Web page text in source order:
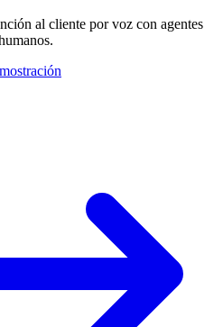
al cliente por voz con agentes